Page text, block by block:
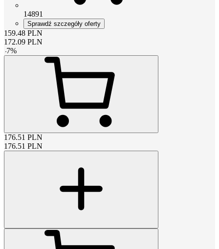
14891
Sprawdź szczegóły oferty
159.48 PLN
172.09 PLN
-7%
176.51 PLN
176.51 PLN